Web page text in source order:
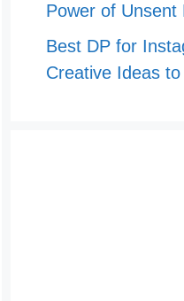
Power of Unsent
Best DP for
Creative Ideas